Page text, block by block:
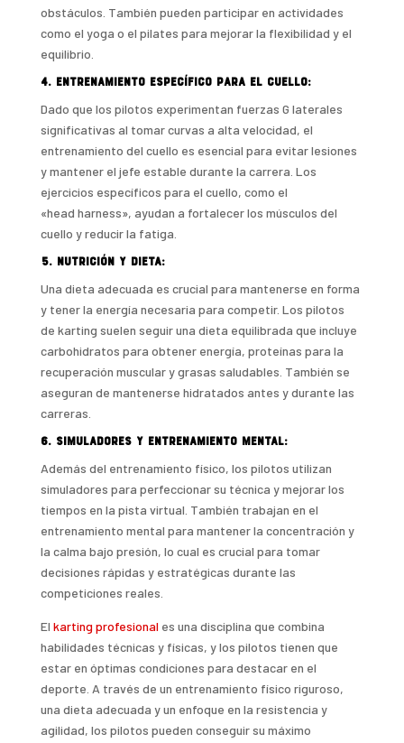
obstáculos. También pueden participar en actividades
como el yoga o el pilates para mejorar la flexibilidad y el
equilibrio.
4. Entrenamiento específico para el cuello:
Dado que los pilotos experimentan fuerzas G laterales
significativas al tomar curvas a alta velocidad, el
entrenamiento del cuello es esencial para evitar lesiones
y mantener el jefe estable durante la carrera. Los
ejercicios específicos para el cuello, como el
«head harness», ayudan a fortalecer los músculos del
cuello y reducir la fatiga.
5. Nutrición y dieta:
Una dieta adecuada es crucial para mantenerse en forma
y tener la energía necesaria para competir. Los pilotos
de karting suelen seguir una dieta equilibrada que incluye
carbohidratos para obtener energía, proteínas para la
recuperación muscular y grasas saludables. También se
aseguran de mantenerse hidratados antes y durante las
carreras.
6. Simuladores y entrenamiento mental:
Además del entrenamiento físico, los pilotos utilizan
simuladores para perfeccionar su técnica y mejorar los
tiempos en la pista virtual. También trabajan en el
entrenamiento mental para mantener la concentración y
la calma bajo presión, lo cual es crucial para tomar
decisiones rápidas y estratégicas durante las
competiciones reales.
El karting profesionales una disciplina que combina
habilidades técnicas y físicas, y los pilotos tienen que
estar en óptimas condiciones para destacar en el
deporte. A través de un entrenamiento físico riguroso,
una dieta adecuada y un enfoque en la resistencia y
agilidad, los pilotos pueden conseguir su máximo